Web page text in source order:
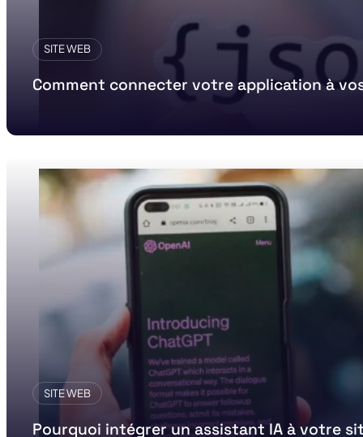
SITE WEB
Comment connecter votre application à
SITE WEB
Pourquoi intégrer un assistant IA à votre